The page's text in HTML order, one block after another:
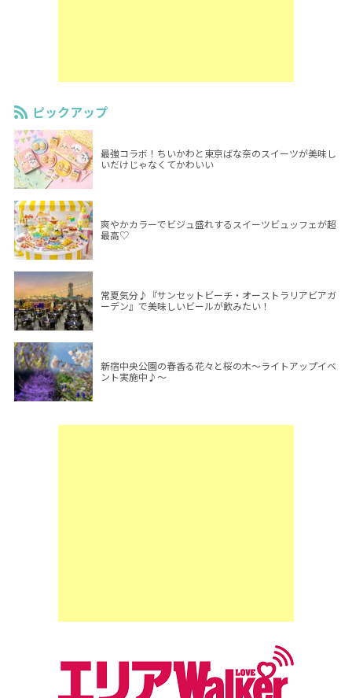
ピックアップ
最強コラボ！ちいかわと東京ばな奈のスイーツが美味し
いだけじゃなくてかわいい
爽やかカラーでビジュ盛れするスイーツビュッフェが超
最高♡
常夏気分♪『サンセットビーチ・オーストラリアビアガ
ーデン』で美味しいビールが飲みたい！
新宿中央公園の春香る花々と桜の木～ライトアップイベ
ント実施中♪～